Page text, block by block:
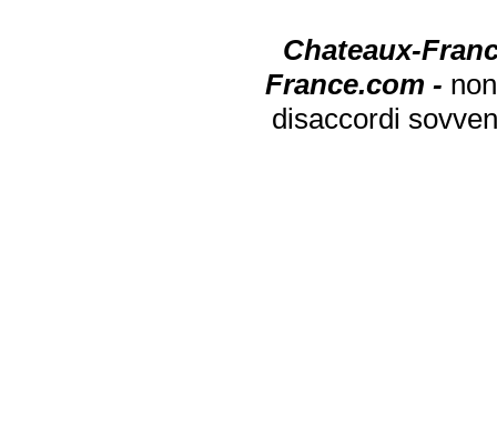
Chateaux-
France.com -
disaccordi